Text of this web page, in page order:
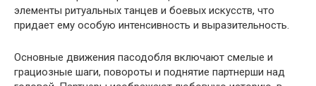
элементы ритуальных танцев и боевых искусств, что
придает ему особую интенсивность и выразительность.
Основные движения пасодобля включают смелые и
грациозные шаги, повороты и поднятие партнерши над